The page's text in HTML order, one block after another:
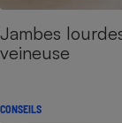
Jambes
veineuse
CONSEILS